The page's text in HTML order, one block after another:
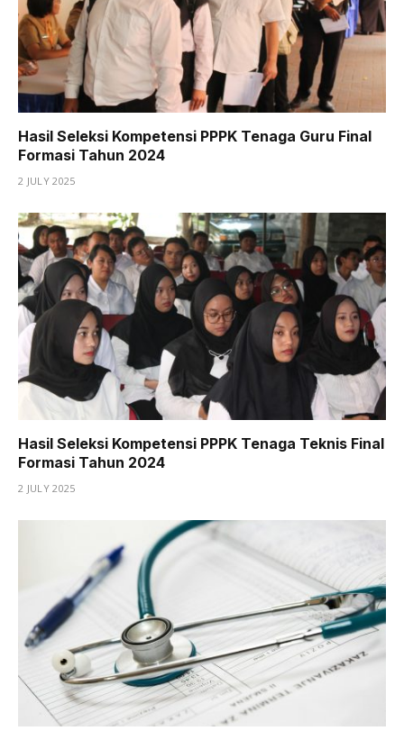
Hasil Seleksi Kompetensi PPPK Tenaga Guru Final
Formasi Tahun 2024
2 JULY 2025
Hasil Seleksi Kompetensi PPPK Tenaga Teknis Final
Formasi Tahun 2024
2 JULY 2025